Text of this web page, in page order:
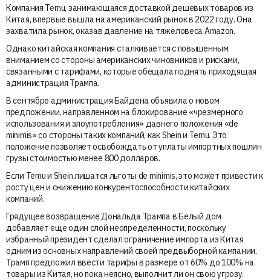
Компания Temu, занимающаяся доставкой дешевых товаров из
Китая, впервые вышла на американский рынок в 2022 году. Она
захватила рынок, оказав давление на тяжеловеса Amazon.
Однако китайская компания сталкивается с повышенным
вниманием со стороны американских чиновников и рисками,
связанными с тарифами, которые обещала поднять приходящая
администрация Трампа.
В сентябре администрация Байдена объявила о новом
предложении, направленном на блокирование «чрезмерного
использования и злоупотребления» давнего положения «de
minimis» со стороны таких компаний, как Shein и Temu. Это
положение позволяет освобождать от уплаты импортных пошлин
грузы стоимостью менее 800 долларов.
Если Temu и Shein лишатся льготы de minimis, это может привести к
росту цен и снижению конкурентоспособности китайских
компаний.
Грядущее возвращение Дональда Трампа в Белый дом
добавляет еще один слой неопределенности, поскольку
избранный президент сделал ограничение импорта из Китая
одним из основных направлений своей предвыборной кампании.
Трамп предложил ввести тарифы в размере от 60% до 100% на
товары из Китая, но пока неясно, выполнит ли он свою угрозу.